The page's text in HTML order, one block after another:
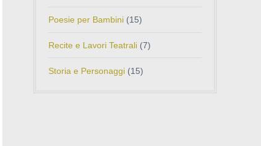
Poesie per Bambini (15)
Recite e Lavori Teatrali (7)
Storia e Personaggi (15)